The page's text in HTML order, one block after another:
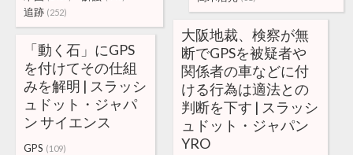
追跡 (252)
大阪地裁、検察が無
断でGPSを被疑者や
関係者の車などに付
ける行為は適法との
判断を下す | スラッシ
ュドット・ジャパン
YRO
「動く石」にGPS
を付けてその仕組
みを解明 | スラッシ
ュドット・ジャパ
ン サイエンス
GPS (109)